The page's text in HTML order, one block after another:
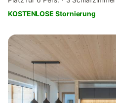
KOSTENLOSE Stornierung